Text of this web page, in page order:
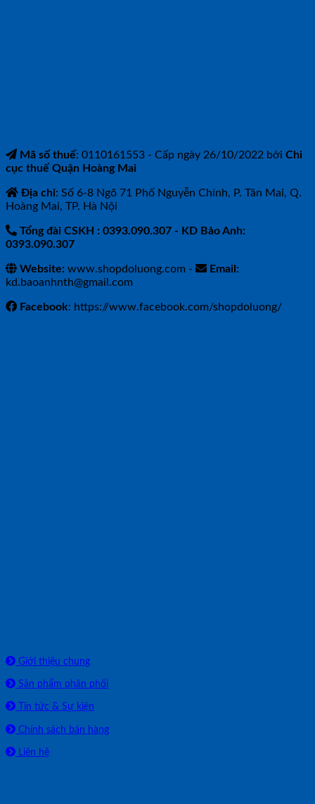
Mã số thuế: 0110161553 - Cấp ngày 26/10/2022 bởi Chi
cục thuế Quận Hoàng Mai
Địa chỉ: Số 6-8 Ngõ 71 Phố Nguyễn Chính, P. Tân Mai, Q.
Hoàng Mai, TP. Hà Nội
Tổng đài CSKH : 0393.090.307 - KD Bảo Anh:
0393.090.307
Website: www.shopdoluong.com -
Email:
kd.baoanhnth@gmail.com
Facebook: https://www.facebook.com/shopdoluong/
Giới thiệu chung
Sản phẩm phân phối
Tin tức & Sự kiện
Chính sách bán hàng
Liên hệ